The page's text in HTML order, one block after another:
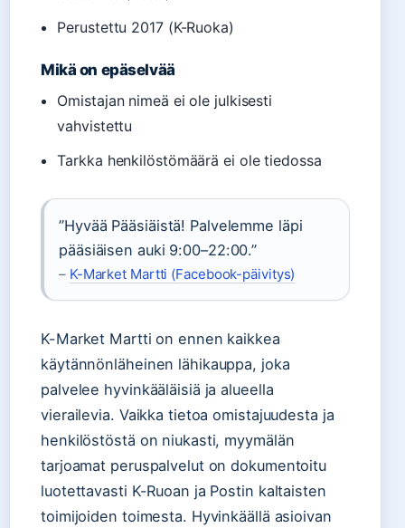
Perustettu 2017 (K-Ruoka)
Mikä on epäselvää
Omistajan nimeä ei ole julkisesti
vahvistettu
Tarkka henkilöstömäärä ei ole tiedossa
”Hyvää Pääsiäistä! Palvelemme läpi
pääsiäisen auki 9:00–22:00.”
– K-Market Martti (Facebook-päivitys)
K-Market Martti on ennen kaikkea
käytännönläheinen lähikauppa, joka
palvelee hyvinkääläisiä ja alueella
vierailevia. Vaikka tietoa omistajuudesta ja
henkilöstöstä on niukasti, myymälän
tarjoamat peruspalvelut on dokumentoitu
luotettavasti K-Ruoan ja Postin kaltaisten
toimijoiden toimesta. Hyvinkäällä asioivan